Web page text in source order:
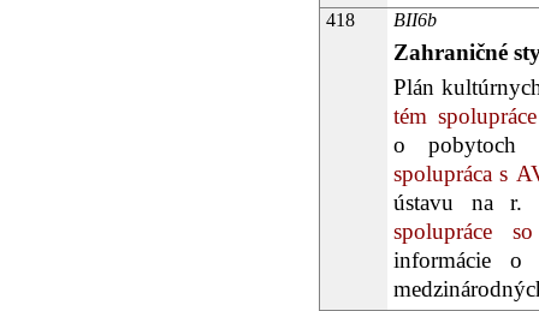
418 BII6b
Zahraničné
Plán
tém
o pobytoch
spolupráca s
ústavu na r.
spolupráce
informácie o